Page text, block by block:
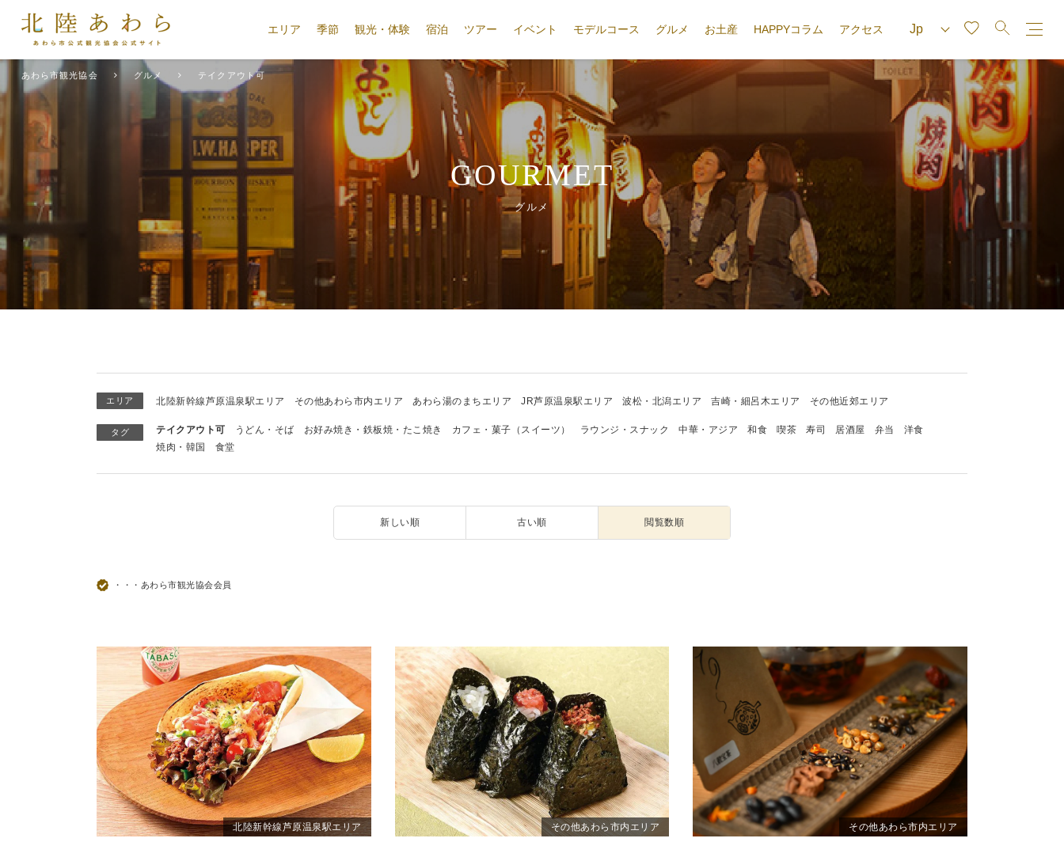
エリア 季節 観光・体験 宿泊 ツアー イベント モデルコース グルメ お土産 HAPPYコラム アクセス
あわら市観光協会 グルメ テイクアウト可
GOURMET
グルメ
エリア 北陸新幹線芦原温泉駅エリア その他あわら市内エリア あわら湯のまちエリア JR芦原温泉駅エリア 波松・北潟エリア 吉崎・細呂木エリア その他近郊エリア
タグ テイクアウト可 うどん・そば お好み焼き・鉄板焼・たこ焼き カフェ・菓子（スイーツ） ラウンジ・スナック 中華・アジア 和食 喫茶 寿司 居酒屋 弁当
洋食
焼肉・韓国
食堂
新しい順 古い順 閲覧数順
・・・あわら市観光協会会員
北陸新幹線芦原温泉駅エリア その他あわら市内エリア その他あわら市内エリア